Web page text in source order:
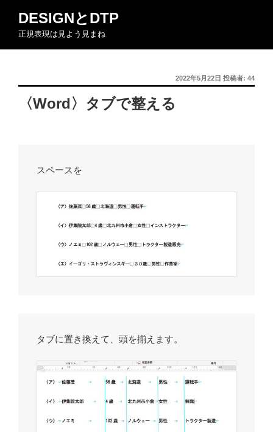
ン
DESIGNとDTP
正規表現は見よう見まね
投
稿
2022年5月22日 投稿者: 44
〈Word〉タブで整える
スペースを
タブに置き換えて、頭を揃えます。